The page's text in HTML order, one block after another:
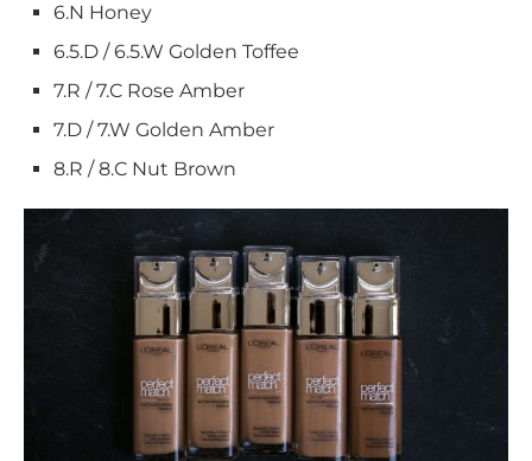
6.N Honey
6.5.D / 6.5.W Golden Toffee
7.R / 7.C Rose Amber
7.D / 7.W Golden Amber
8.R / 8.C Nut Brown